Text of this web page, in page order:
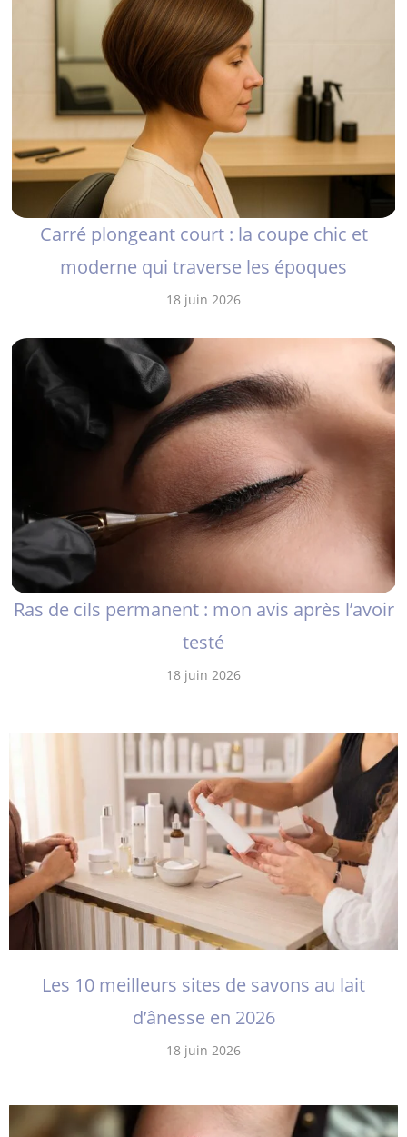
Carré plongeant court : la coupe chic et
moderne qui traverse les époques
18 juin 2026
Ras de cils permanent : mon avis après l’avoir
testé
18 juin 2026
Les 10 meilleurs sites de savons au lait
d’ânesse en 2026
18 juin 2026